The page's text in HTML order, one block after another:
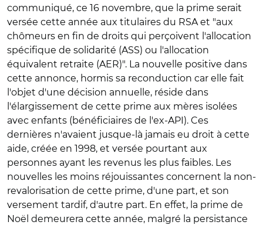
communiqué, ce 16 novembre, que la prime serait
versée cette année aux titulaires du RSA et "aux
chômeurs en fin de droits qui perçoivent l'allocation
spécifique de solidarité (ASS) ou l'allocation
équivalent retraite (AER)". La nouvelle positive dans
cette annonce, hormis sa reconduction car elle fait
l'objet d'une décision annuelle, réside dans
l'élargissement de cette prime aux mères isolées
avec enfants (bénéficiaires de l'ex-API). Ces
dernières n'avaient jusque-là jamais eu droit à cette
aide, créée en 1998, et versée pourtant aux
personnes ayant les revenus les plus faibles. Les
nouvelles les moins réjouissantes concernent la non-
revalorisation de cette prime, d'une part, et son
versement tardif, d'autre part. En effet, la prime de
Noël demeurera cette année, malgré la persistance